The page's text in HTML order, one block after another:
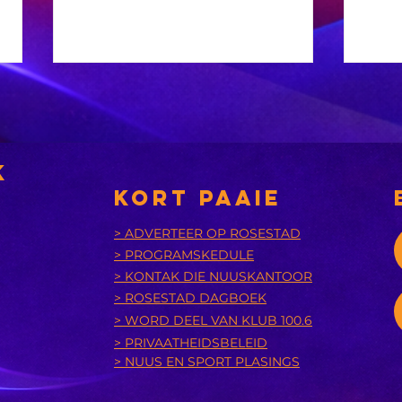
MIDDAG SPORT:
BokSmart 9
versterk
spelersveiligheid,
Tunnicliffe
inspireer ‘n
KORT PAAIE
> ADVERTEER OP ROSESTAD
> PROGRAMSKEDULE
> KONTAK DIE NUUSKANTOOR
> ROSESTAD DAGBOEK
> WORD DEEL VAN KLUB 100.6
> PRIVAATHEIDSBELEID
> NUUS EN SPORT PLASINGS